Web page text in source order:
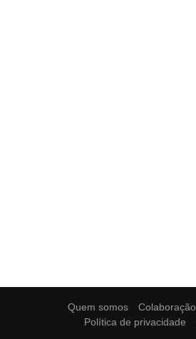
Quem somos Colaboração
Política de privacidade